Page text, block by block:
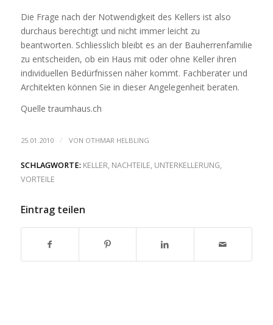
Die Frage nach der Notwendigkeit des Kellers ist also
durchaus berechtigt und nicht immer leicht zu
beantworten. Schliesslich bleibt es an der Bauherrenfamilie
zu entscheiden, ob ein Haus mit oder ohne Keller ihren
individuellen Bedürfnissen näher kommt. Fachberater und
Architekten können Sie in dieser Angelegenheit beraten.
Quelle traumhaus.ch
25.01.2010 / VON OTHMAR HELBLING
SCHLAGWORTE: KELLER, NACHTEILE, UNTERKELLERUNG,
VORTEILE
Eintrag teilen